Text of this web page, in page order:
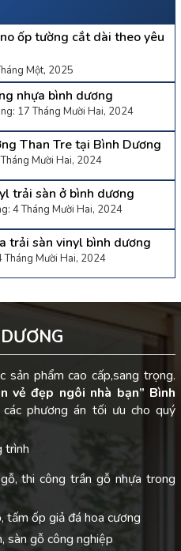
ốp tường cắt dài theo yêu
Một, 2025
nhựa bình dương
17 Tháng Mười Hai, 2024
Than Tre tại Bình Dương
Mười Hai, 2024
trải sàn ở bình dương
4 Tháng Mười Hai, 2024
trải sàn vinyl bình dương
Tháng Mười Hai, 2024
sản phẩm cao cấp,sang trọng.
vẻ đẹp ngôi nhà bạn” Bình
phương án tối ưu cho quý
trình
thi công trần gỗ nhựa trong
tấm ốp giả đá hoa cương
sàn gỗ công nghiệp